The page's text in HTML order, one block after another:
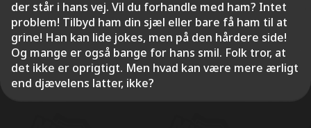
der står i hans vej. Vil du forhandle med ham? Intet
problem! Tilbyd ham din sjæl eller bare få ham til at
grine! Han kan lide jokes, men på den hårdere side!
Og mange er også bange for hans smil. Folk tror, at
det ikke er oprigtigt. Men hvad kan være mere ærligt
end djævelens latter, ikke?